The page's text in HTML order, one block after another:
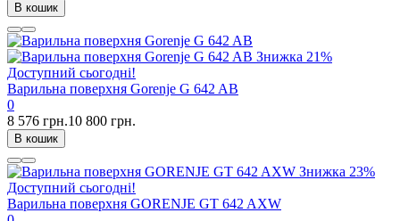
В кошик
Знижка 21%
Доступний сьогодні!
Варильна поверхня Gorenje G 642 AB
0
8 576 грн.10 800 грн.
В кошик
Знижка 23%
Доступний сьогодні!
Варильна поверхня GORENJE GT 642 AXW